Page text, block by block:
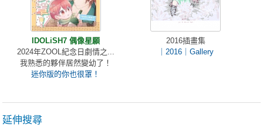
IDOLiSH7 偶像星願
2024年ZOOL紀念日劇情之...
我熟悉的夥伴居然變幼了！
迷你版的你也很罩！
2016插畫集
｜2016｜Gallery
延伸搜尋